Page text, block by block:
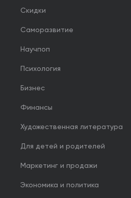
Скидки
Саморазвитие
Научпоп
Психология
Бизнес
Финансы
Художественная литература
Для детей и родителей
Маркетинг и продажи
Экономика и политика